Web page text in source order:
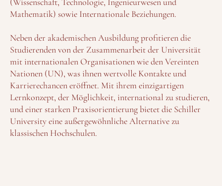
Mathematik) sowie Internationale Beziehungen.
Neben der akademischen Ausbildung profitieren die
Studierenden von der Zusammenarbeit der Universität
mit internationalen Organisationen wie den Vereinten
Nationen (UN), was ihnen wertvolle Kontakte und
Karrierechancen eröffnet. Mit ihrem einzigartigen
Lernkonzept, der Möglichkeit, international zu studieren,
und einer starken Praxisorientierung bietet die Schiller
University eine außergewöhnliche Alternative zu
klassischen Hochschulen.